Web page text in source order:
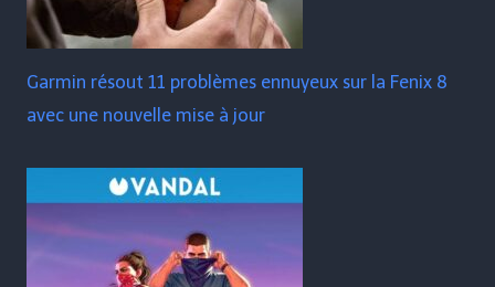
Garmin résout 11 problèmes ennuyeux sur la Fenix ​​​​8
avec une nouvelle mise à jour